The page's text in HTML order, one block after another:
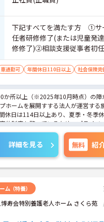
下記すべてを満たす方 ①サ
任者研修修了(または児童発
修修了)②相談支援従事者初
たは相談支援従事者実務者
自動車運転免許(AT限定可)
車通勤可 年間休日110日以上 社会保険完
か所以上（※2025年10月時点）の障
ホームを展開すする法人が運営する
休日は114日以上あり、夏季・冬季
休制度も整っているため、プライベ
ながら長く働けます。20代からシニ
代のスタッフが活躍しており、子育て
ので、お互いに協力し合える温かい
修制度や外部勉強会の受講支援もあ
スキルアップを目指せる環境が魅力
ッフの育成といった現場のマネジメ
できます。これまでの経験や資格を活
た環境でキャリアを築きたい方をお
詳細を見る 無料 紹
ム（特養）
寿会特別養護老人ホーム さくら苑